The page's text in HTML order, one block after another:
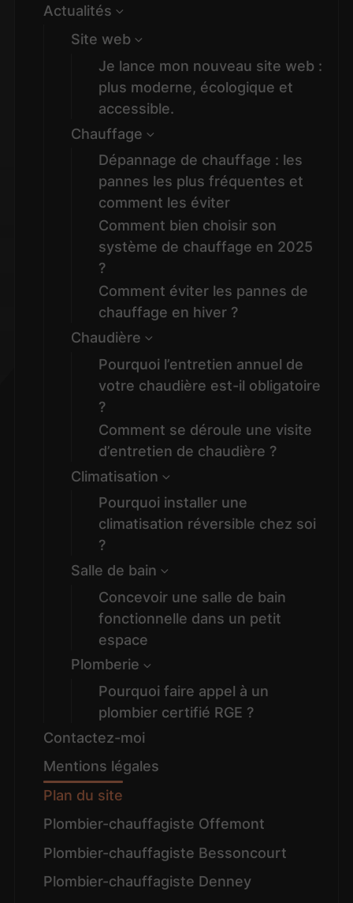
Actualités
Site web
Je lance mon nouveau site web :
plus moderne, écologique et
accessible.
Chauffage
Dépannage de chauffage : les
pannes les plus fréquentes et
comment les éviter
Comment bien choisir son
système de chauffage en 2025
?
Comment éviter les pannes de
chauffage en hiver ?
Chaudière
Pourquoi l’entretien annuel de
votre chaudière est-il obligatoire
?
Comment se déroule une visite
d’entretien de chaudière ?
Climatisation
Pourquoi installer une
climatisation réversible chez soi
?
Salle de bain
Concevoir une salle de bain
fonctionnelle dans un petit
espace
Plomberie
Pourquoi faire appel à un
plombier certifié RGE ?
Contactez-moi
Mentions légales
Plan du site
Plombier-chauffagiste Offemont
Plombier-chauffagiste Bessoncourt
Plombier-chauffagiste Denney